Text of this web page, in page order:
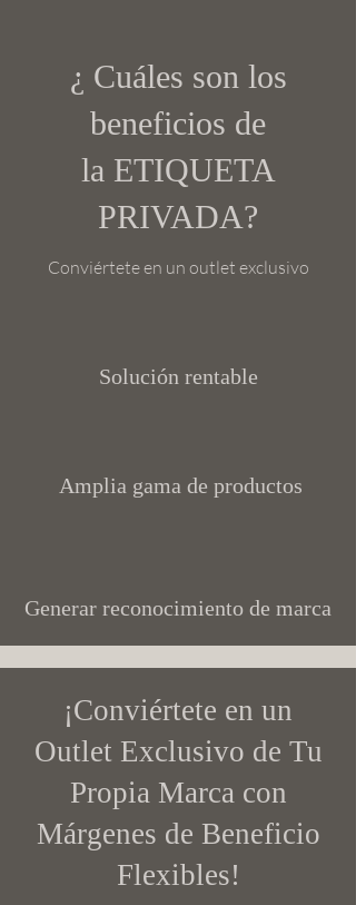
¿ Cuáles son los
beneficios de
la ETIQUETA
PRIVADA?
Conviértete en un outlet exclusivo
Solución rentable
Amplia gama de productos
Generar reconocimiento de marca
¡Conviértete en un
Outlet Exclusivo de Tu
Propia Marca con
Márgenes de Beneficio
Flexibles!